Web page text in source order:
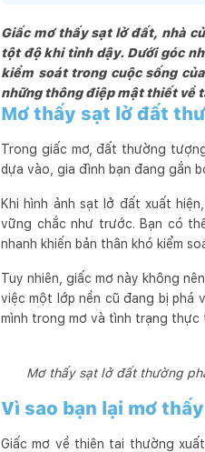
Giấc mơ thấy sạt lở đất, nhà
tột độ khi tỉnh dậy. Dưới góc
kiểm soát trong cuộc sống
những thông điệp mật thiết về
Mơ thấy sạt lở đất
Trong giấc mơ, đất thường
dựa vào, gia đình bạn đang gắn
Khi hình ảnh sạt lở đất xuất
vững chắc như trước. Bạn có
nhanh khiến bản thân khó kiểm
Tuy nhiên, giấc mơ này không
việc một lớp nền cũ đang bị phá
mình trong mơ và tình trạng thực
Mơ thấy sạt lở đất thường
Vì sao bạn lại mơ
Giấc mơ về thiên tai thường